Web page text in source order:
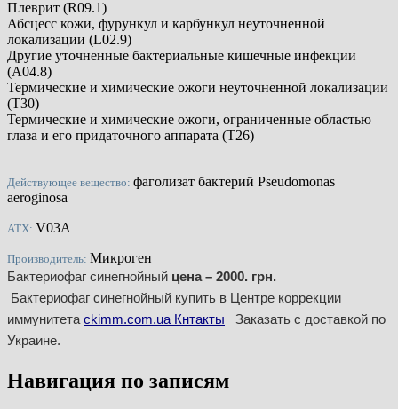
Плеврит (R09.1)
Абсцесс кожи, фурункул и карбункул неуточненной
локализации (L02.9)
Другие уточненные бактериальные кишечные инфекции
(A04.8)
Термические и химические ожоги неуточненной локализации
(T30)
Термические и химические ожоги, ограниченные областью
глаза и его придаточного аппарата (T26)
Действующее вещество: фаголизат бактерий Pseudomonas
aeroginosa
АТХ: V03A
Производитель: Микроген
Бактериофаг синегнойный цена – 2000. грн.
Бактериофаг синегнойный купить в Центре коррекции
иммунитета ckimm.com.ua Кнтакты
Заказать с доставкой по
Украине.
Навигация по записям